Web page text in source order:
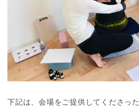
下記は、会場をご提供してくださった